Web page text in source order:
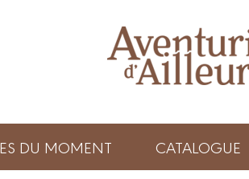
DU MOMENT CATALOGUE